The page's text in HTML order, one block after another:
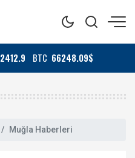
2412.9 BTC 66248.09$
Muğla Haberleri